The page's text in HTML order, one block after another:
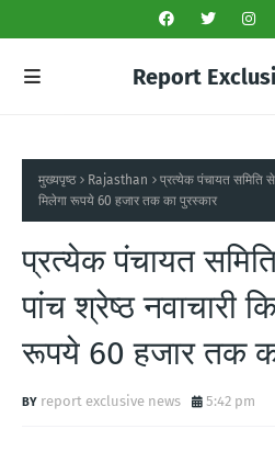
Report
मुख्यपृष्ठ Rajasthan
प्रत्येक पंचायत समिति से
मिलेगा रूपये 60 हजार तक का पुरस्कार
प्रत्येक पंचायत
पांच श्रेष्ठ नवाचारी
रूपये 60 हजार तक
report exclusive news 5:42 pm